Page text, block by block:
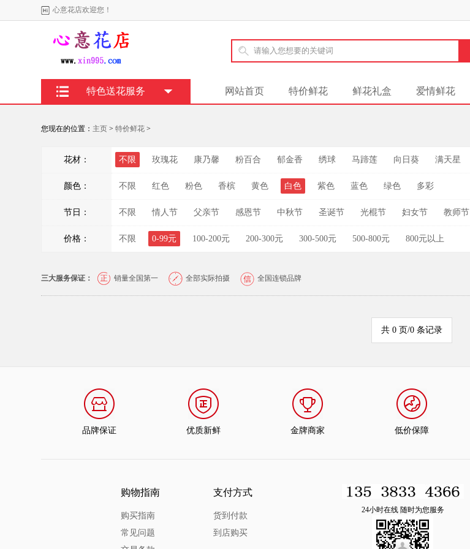
心意花店欢迎您！
网站首页 特价鲜花 鲜花礼盒 爱情鲜花
特色送花服务
您现在的位置： 主页 > 特价鲜花 >
花材： 不限 玫瑰花 康乃馨 粉百合 郁金香 绣球 马蹄莲 向日葵 满天星
颜色： 不限 红色 粉色 香槟 黄色 白色 紫色 蓝色 绿色 多彩
节日： 不限 情人节 父亲节 感恩节 中秋节 圣诞节 光棍节 妇女节 教师节
价格： 不限 0-99元 100-200元 200-300元 300-500元 500-800元 800元以上
三大服务保证： 销量全国第一 全部实际拍摄 全国连锁品牌
共 0 页/0 条记录
品牌保证 优质新鲜 金牌商家 低价保障
购物指南
购买指南
常见问题
支付方式
货到付款
到店购买
24小时在线 随时为您服务